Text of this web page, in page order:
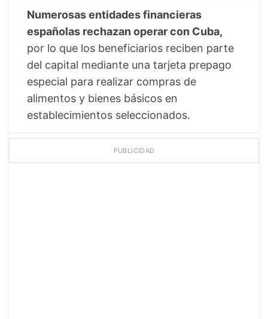
Numerosas entidades financieras
españolas rechazan operar con Cuba,
por lo que los beneficiarios reciben parte
del capital mediante una tarjeta prepago
especial para realizar compras de
alimentos y bienes básicos en
establecimientos seleccionados.
PUBLICIDAD